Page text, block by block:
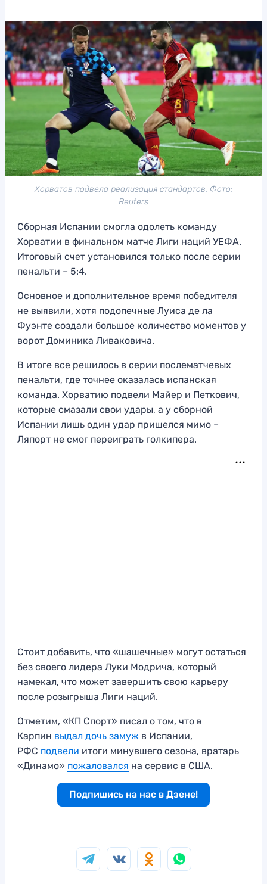
Хорватов подвела реализация стандартов. Фото:
Reuters
Сборная Испании смогла одолеть команду
Хорватии в финальном матче Лиги наций УЕФА.
Итоговый счет установился только после серии
пенальти – 5:4.
Основное и дополнительное время победителя
не выявили, хотя подопечные Луиса де ла
Фуэнте создали большое количество моментов у
ворот Доминика Ливаковича.
В итоге все решилось в серии послематчевых
пенальти, где точнее оказалась испанская
команда. Хорватию подвели Майер и Петкович,
которые смазали свои удары, а у сборной
Испании лишь один удар пришелся мимо –
Ляпорт не смог переиграть голкипера.
Стоит добавить, что «шашечные» могут остаться
без своего лидера Луки Модрича, который
намекал, что может завершить свою карьеру
после розыгрыша Лиги наций.
Отметим, «КП Спорт» писал о том, что в
Карпин выдал дочь замуж в Испании,
РФС подвели итоги минувшего сезона, вратарь
«Динамо» пожаловался на сервис в США.
Подпишись на нас в Дзене!